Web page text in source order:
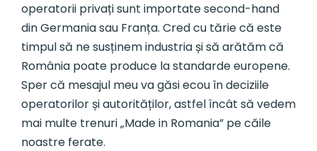
operatorii privați sunt importate second-hand
din Germania sau Franța. Cred cu tărie că este
timpul să ne susținem industria și să arătăm că
România poate produce la standarde europene.
Sper că mesajul meu va găsi ecou în deciziile
operatorilor și autorităților, astfel încât să vedem
mai multe trenuri „Made in Romania” pe căile
noastre ferate.